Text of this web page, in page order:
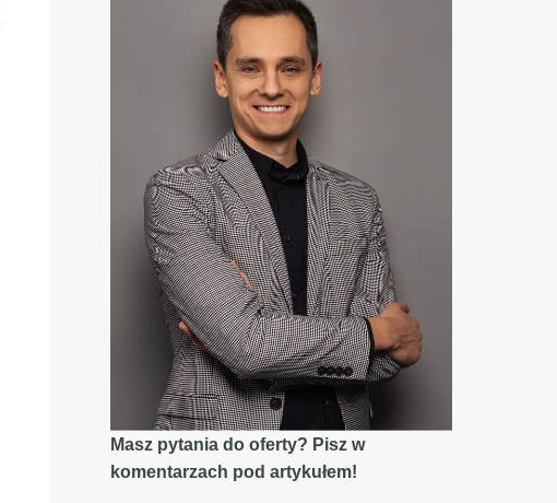
Masz pytania do oferty? Pisz w
komentarzach pod artykułem!